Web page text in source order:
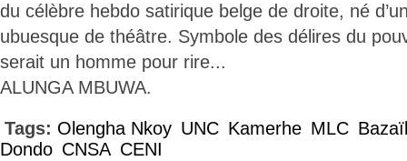
du célèbre hebdo satirique belge de droite, né
ubuesque de théâtre. Symbole des délires du
serait un homme pour rire...
ALUNGA MBUWA.
Tags: Olengha Nkoy UNC Kamerhe MLC
Dondo CNSA CENI